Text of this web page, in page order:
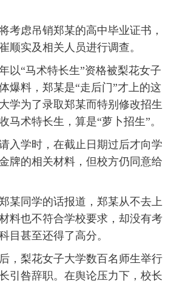
虑吊销郑某的高中毕业证书，
顺实及相关人员进行调查。
“马术特长生”资格被梨花女子
爆料，郑某是“走后门”才上的这
学为了录取郑某而特别修改招生
马术特长生，算是“萝卜招生”。
学时，在截止日期过后才向学
牌的相关材料，但校方仍同意给
同学的话报道，郑某从不去上
料也不符合学校要求，却没有考
目甚至还得了高分。
梨花女子大学数百名师生举行
引咎辞职。在舆论压力下，校长